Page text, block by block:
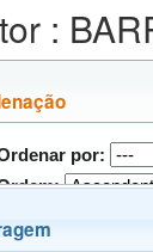
:
por: